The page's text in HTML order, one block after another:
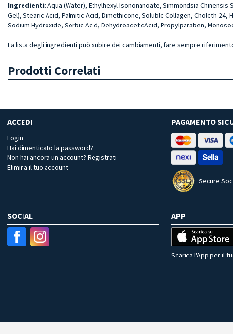
Ingredienti: Aqua (Water), Ethylhexyl Isononanoate, Simmondsia
Gel), Stearic Acid, Palmitic Acid, Dimethicone, Soluble Collagen, Choleth-
Sodium Hydroxide, Sorbic Acid, DehydroaceticAcid, Propylparaben,
La lista degli ingredienti può subire dei cambiamenti, fare sempre
Prodotti Correlati
ACCEDI
Login
Hai dimenticato la password?
Non hai ancora un account? Registrati
Elimina il tuo account
PAGAMENTO
Secure
SOCIAL APP
Scarica l'App per il